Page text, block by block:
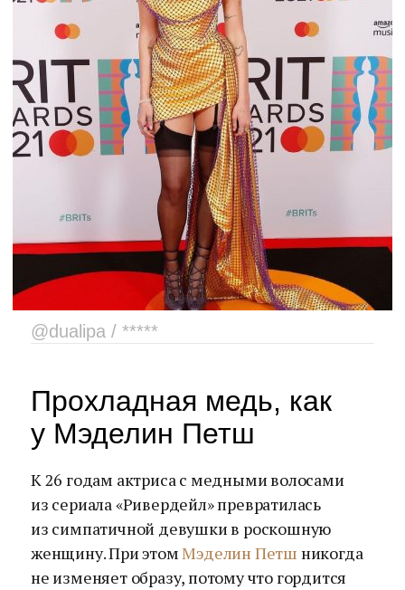
@dualipa / *****
Прохладная медь, как
у Мэделин Петш
К 26 годам актриса с медными волосами
из сериала «Ривердейл» превратилась
из симпатичной девушки в роскошную
женщину. При этомМэделин Петш никогда
не изменяет образу, потому что гордится